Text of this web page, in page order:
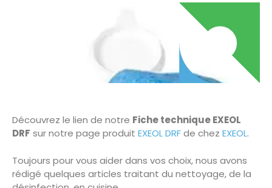
Découvrez le lien de notre Fiche technique EXEOL
DRF sur notre page produit EXEOL DRFde chez EXEOL.
Toujours pour vous aider dans vos choix, nous avons
rédigé quelques articles traitant du nettoyage, de la